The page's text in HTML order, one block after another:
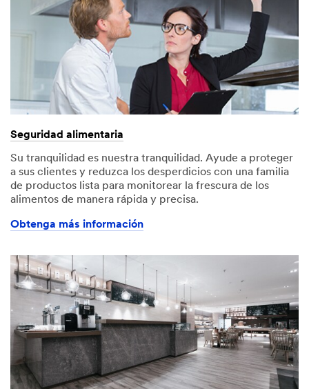
Seguridad alimentaria
Su tranquilidad es nuestra tranquilidad. Ayude a proteger
a sus clientes y reduzca los desperdicios con una familia
de productos lista para monitorear la frescura de los
alimentos de manera rápida y precisa.
Obtenga más información